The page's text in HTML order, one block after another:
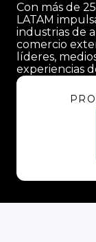
Con más de
LATAM
industrias de
comercio
líderes,
experiencias